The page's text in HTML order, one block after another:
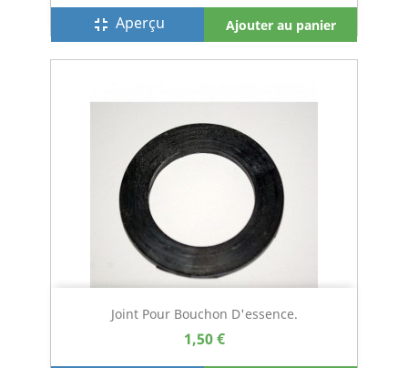
fullscreen_exit Aperçu Ajouter au panier
Joint Pour Bouchon D'essence.
1,50 €